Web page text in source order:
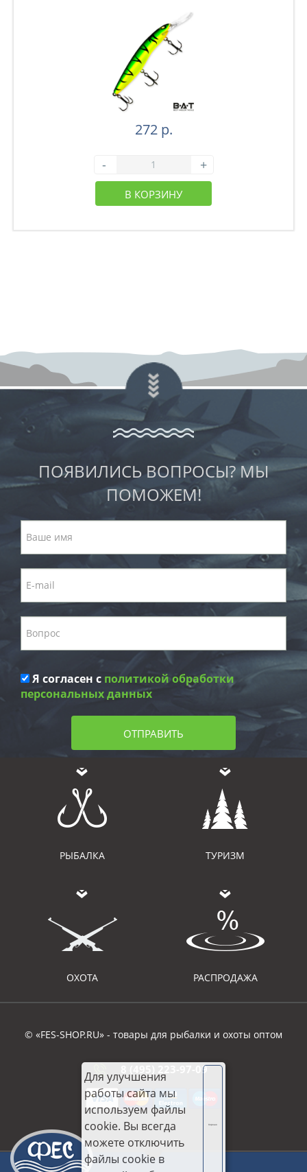
272 р.
- +
В КОРЗИНУ
ПОЯВИЛИСЬ ВОПРОСЫ? МЫ
ПОМОЖЕМ!
Я согласен с политикой обработки
персональных данных
ОТПРАВИТЬ
РЫБАЛКА ТУРИЗМ
ОХОТА РАСПРОДАЖА
© «FES-SHOP.RU» - товары для рыбалки и охоты оптом
8 (495) 223-97-09
Для улучшения
работы сайта мы
используем файлы
cookie. Вы всегда
можете отключить
файлы cookie в
Хорошо